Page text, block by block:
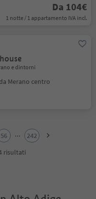
Da 104€
1 notte / 1 appartamento IVA incl.
e dintorni
da Merano centro
56 ...
242
risultati